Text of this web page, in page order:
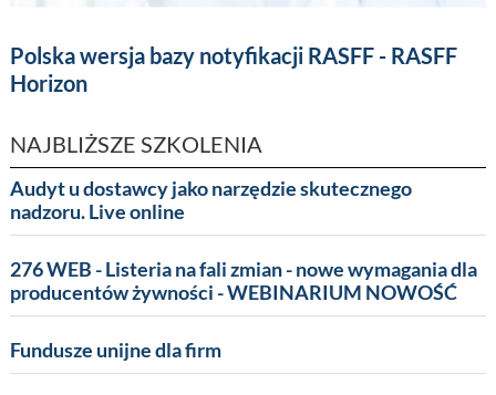
Polska wersja bazy notyfikacji RASFF - RASFF
Horizon
NAJBLIŻSZE SZKOLENIA
Audyt u dostawcy jako narzędzie skutecznego
nadzoru. Live online
276 WEB - Listeria na fali zmian - nowe wymagania dla
producentów żywności - WEBINARIUM NOWOŚĆ
Fundusze unijne dla firm